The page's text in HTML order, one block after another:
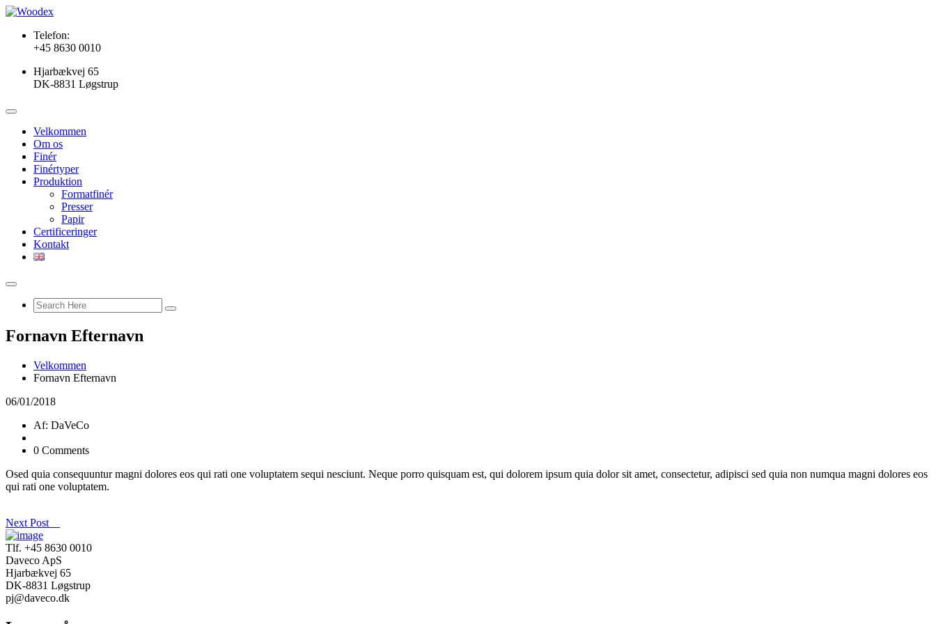
Telefon:
+45 8630 0010
Hjarbækvej 65
DK-8831 Løgstrup
Velkommen
Om os
Finér
Finértyper
Produktion
Formatfinér
Presser
Papir
Certificeringer
Kontakt
Fornavn Efternavn
Velkommen
Fornavn Efternavn
06/01/2018
Af: DaVeCo
0 Comments
Osed quia consequuntur magni dolores eos qui rati one voluptatem sequi nesciunt. Neque porro quisquam est, qui dolorem ipsum quia dolor sit amet, consectetur, adipisci sed quia non numqua magni dolores eos
qui rati one voluptatem.
Next Post
Tlf. +45 8630 0010
Daveco ApS
Hjarbækvej 65
DK-8831 Løgstrup
pj@daveco.dk